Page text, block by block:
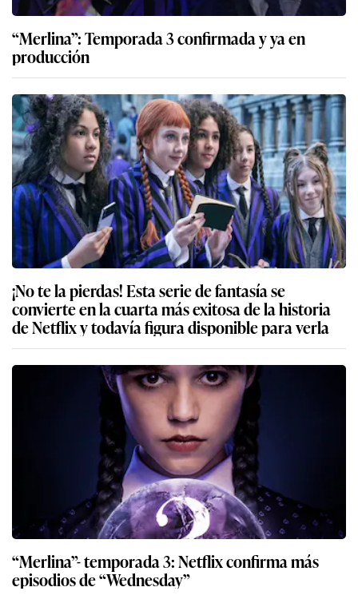
“Merlina”: Temporada 3 confirmada y ya en
producción
¡No te la pierdas! Esta serie de fantasía se
convierte en la cuarta más exitosa de la historia
de Netflix y todavía figura disponible para verla
“Merlina”- temporada 3: Netflix confirma más
episodios de “Wednesday”